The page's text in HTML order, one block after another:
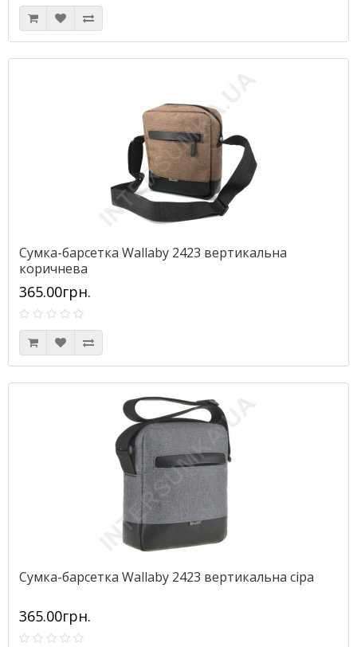
Сумка-барсетка Wallaby 2423 вертикальна
коричнева
365.00грн.
Сумка-барсетка Wallaby 2423 вертикальна сіра
365.00грн.